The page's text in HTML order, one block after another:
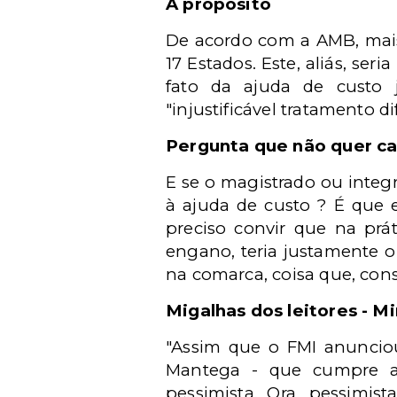
De acordo com a AMB,
17 Estados. Este, aliás,
fato da ajuda de custo
"injustificável tratamento
Pergunta que não quer
E se o magistrado ou
à ajuda de custo ? É que
preciso convir que na
engano, teria justamente
na comarca, coisa que,
Migalhas dos leitores -
"Assim que o FMI
Mantega - que cumpre